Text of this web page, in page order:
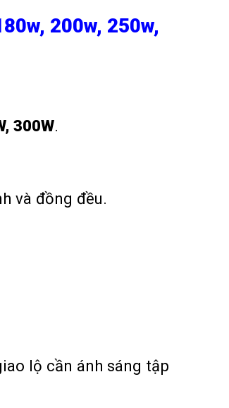
200w, 250w,
300W.
và đồng đều.
lộ cần ánh sáng tập